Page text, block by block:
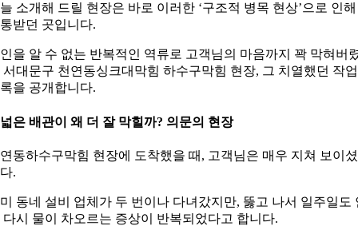
소개해 드릴 현장은 바로 이러한 ‘구조적 병목 현상’으로 인해
받던 곳입니다.
을 알 수 없는 반복적인 역류로 고객님의 마음까지 꽉 막혀버
서대문구 천연동싱크대막힘 하수구막힘 현장, 그 치열했던 작업
을 공개합니다.
은 배관이 왜 더 잘 막힐까? 의문의 현장
동하수구막힘 현장에 도착했을 때, 고객님은 매우 지쳐 보이
.
동네 설비 업체가 두 번이나 다녀갔지만, 뚫고 나서 일주일도
다시 물이 차오르는 증상이 반복되었다고 합니다.